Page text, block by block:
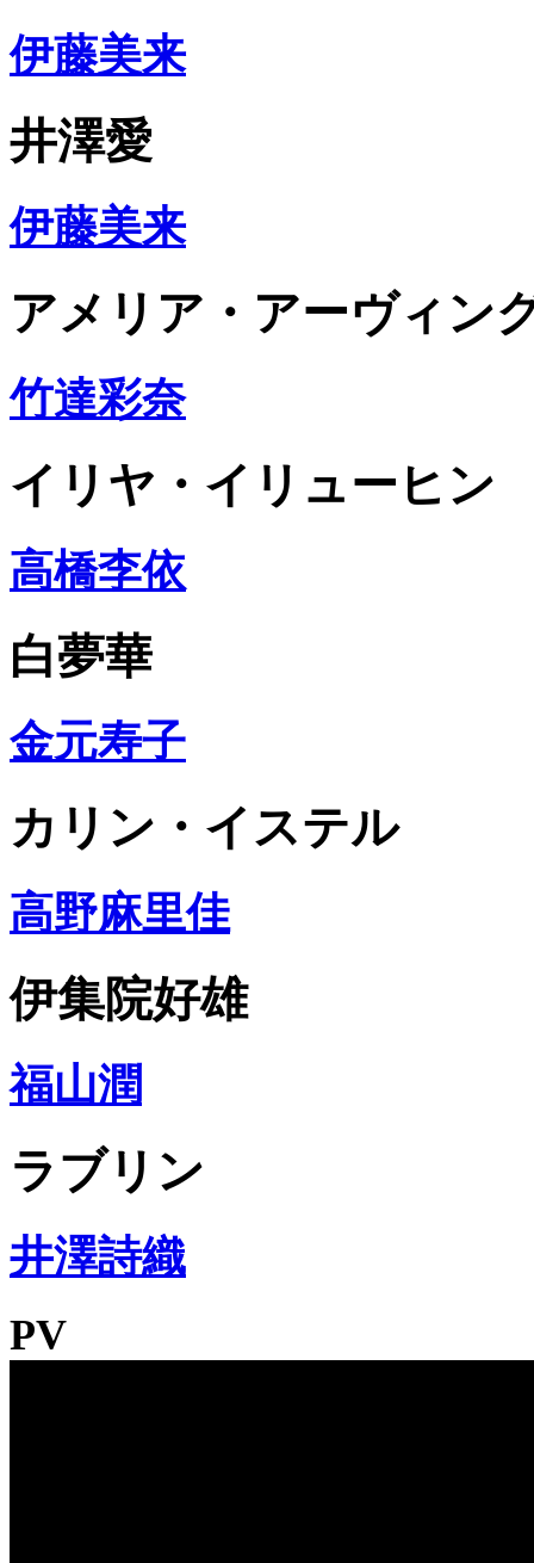
伊藤美来
井澤愛
伊藤美来
アメリア・アーヴィン
竹達彩奈
イリヤ・イリューヒン
高橋李依
白夢華
金元寿子
カリン・イステル
高野麻里佳
伊集院好雄
福山潤
ラブリン
井澤詩織
PV